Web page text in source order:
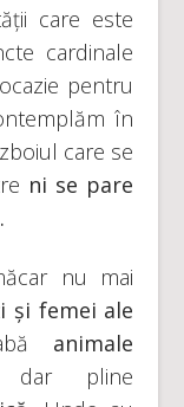
care este
cardinale
pentru
în
care se
ni se pare
nu mai
și femei ale
animale
dar pline